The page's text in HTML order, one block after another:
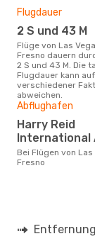
Flugdauer
2 S und 43 M
Flüge von Las Vegas nach
Fresno dauern
2 S und 43 M. Die
Flugdauer kann
verschiedener
abweichen.
Abflughafen
Harry Reid
International
Bei Flügen von Las Vegas nach
Fresno